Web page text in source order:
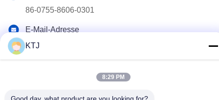
86-0755-8606-0301
E-Mail-Adresse
jacky@ktjdental.com
Anschrift
KangtaiJian Gesundheitsindustrie Gebäude Nr.7 Rongtian
Road, Bezirk Pingshan, Shenzhen, China
KTJ
8:29 PM